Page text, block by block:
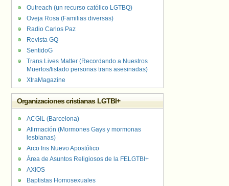
Outreach (un recurso católico LGTBQ)
Oveja Rosa (Familias diversas)
Radio Carlos Paz
Revista GQ
SentidoG
Trans Lives Matter (Recordando a Nuestros
Muertos/listado personas trans asesinadas)
XtraMagazine
Organizaciones cristianas LGTBI+
ACGIL (Barcelona)
Afirmación (Mormones Gays y mormonas
lesbianas)
Arco Iris Nuevo Apostólico
Área de Asuntos Religiosos de la FELGTBI+
AXIOS
Baptistas Homosexuales